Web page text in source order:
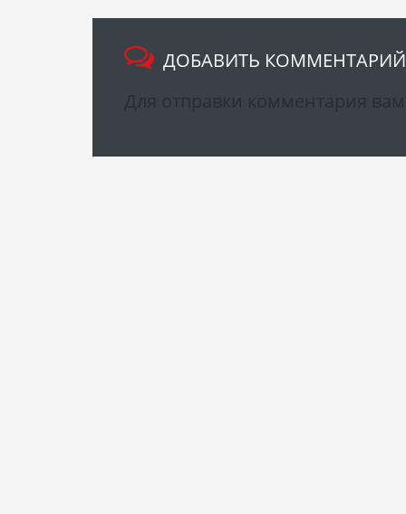
ДОБАВИТЬ КОММЕНТАРИЙ